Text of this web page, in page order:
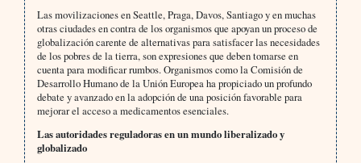
Las movilizaciones en Seattle, Praga, Davos, Santiago y en muchas
otras ciudades en contra de los organismos que apoyan un proceso de
globalización carente de alternativas para satisfacer las necesidades
de los pobres de la tierra, son expresiones que deben tomarse en
cuenta para modificar rumbos. Organismos como la Comisión de
Desarrollo Humano de la Unión Europea ha propiciado un profundo
debate y avanzado en la adopción de una posición favorable para
mejorar el acceso a medicamentos esenciales.
Las autoridades reguladoras en un mundo liberalizado y
globalizado